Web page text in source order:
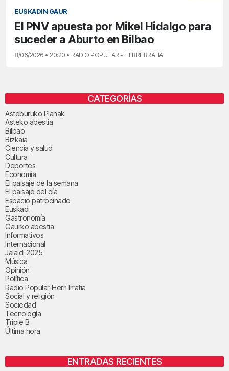
EUSKADIN GAUR
El PNV apuesta por Mikel Hidalgo para
suceder a Aburto en Bilbao
8/06/2026 • 20:20 • RADIO POPULAR - HERRI IRRATIA
CATEGORÍAS
Asteburuko Planak
Asteko abestia
Bilbao
Bizkaia
Ciencia y salud
Cultura
Deportes
Economía
El paisaje de la semana
El paisaje del día
Espacio patrocinado
Euskadi
Gastronomía
Gaurko abestia
Informativos
Internacional
Jaialdi 2025
Música
Opinión
Política
Radio Popular-Herri Irratia
Social y religión
Sociedad
Tecnología
Triple B
Última hora
ENTRADAS RECIENTES